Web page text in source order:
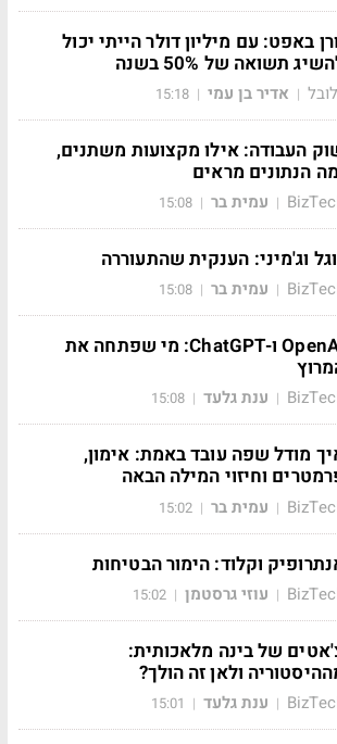
באפט: עם מיליון דולר הייתי יכול
תשואה של 50% בשנה
| אדיר בן עמי |
15:18
העבודה: אילו מקצועות משתנים,
הנתונים מראים
| עמית בר |
15:08
וג'מיני: הענקית שהתעוררה
| עמית בר |
15:08
OpenAI ו-ChatGPT: מי שפתחה את
| ענת גלעד |
15:08
מודל שפה עובד באמת: אימון,
וחיזוי המילה הבאה
| עמית בר |
15:02
וקלוד: הימור הבטיחות
| עוזי גרסטמן |
15:02
של בינה מלאכותית:
ולאן זה הולך?
| ענת גלעד |
15:01